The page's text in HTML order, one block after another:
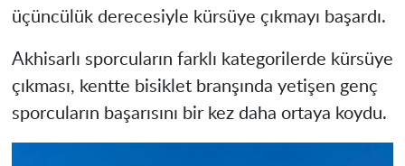
üçüncülük derecesiyle kürsüye çıkmayı başardı.
Akhisarlı sporcuların farklı kategorilerde kürsüye
çıkması, kentte bisiklet branşında yetişen genç
sporcuların başarısını bir kez daha ortaya koydu.